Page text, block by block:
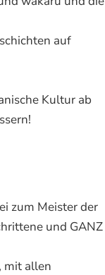
auf
Kultur ab
zum Meister der
und GANZ
mit allen